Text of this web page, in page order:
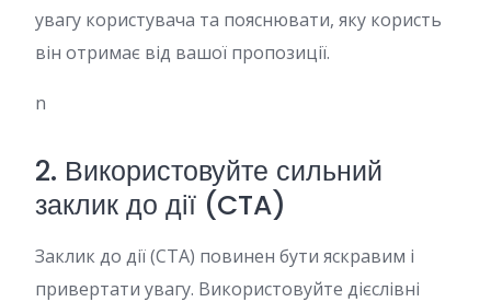
увагу користувача та пояснювати, яку користь
він отримає від вашої пропозиції.
n
2. Використовуйте сильний
заклик до дії (CTA)
Заклик до дії (CTA) повинен бути яскравим і
привертати увагу. Використовуйте дієслівні